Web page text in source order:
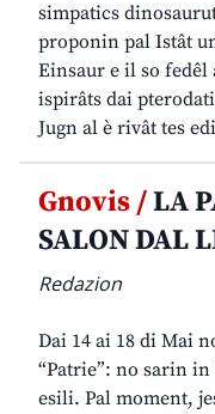
simpatics
proponin pal Istât
Einsaur e il so
ispirâts dai
Jugn al è rivât tes
Gnovis /LA
SALON DAL
Redazion
Dai 14 ai 18 di Mai
“Patrie”: no sarin
esili. Pal moment,